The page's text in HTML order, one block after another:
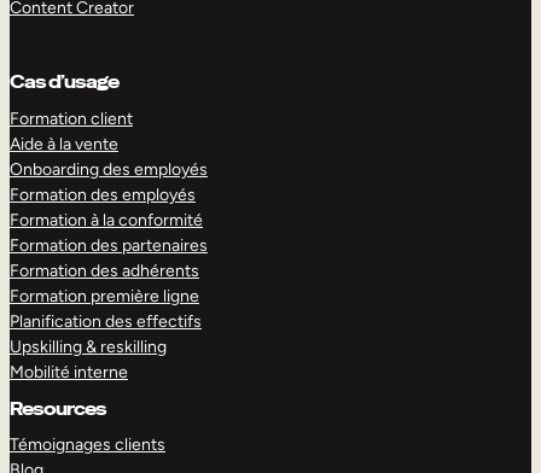
Content Creator
Cas d’usage
Formation client
Aide à la vente
Onboarding des employés
Formation des employés
Formation à la conformité
Formation des partenaires
Formation des adhérents
Formation première ligne
Planification des effectifs
Upskilling & reskilling
Mobilité interne
Resources
Témoignages clients